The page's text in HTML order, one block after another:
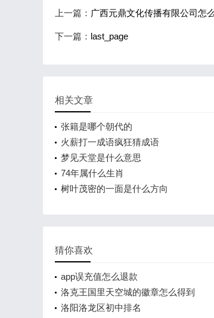
上一篇： 广西元鼎文化传播有限公司怎
下一篇： last_page
相关文章
张籍是哪个朝代的
火薪打一成语疯狂猜成语
梦见天堂是什么意思
74年属什么生肖
树叶茂密的一面是什么方向
猜你喜欢
app误充值怎么退款
洛克王国里天空城的徽章怎么得到
洛阳洛龙区初中排名